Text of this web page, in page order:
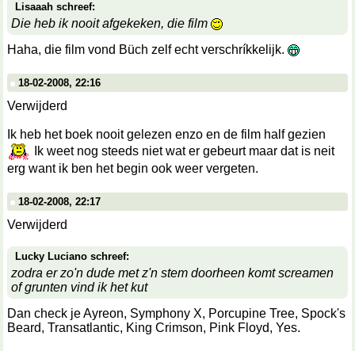
Lisaaah schreef:
Die heb ik nooit afgekeken, die film
Haha, die film vond Büch zelf echt verschríkkelijk.
18-02-2008, 22:16
Verwijderd
Ik heb het boek nooit gelezen enzo en de film half gezien
Ik weet nog steeds niet wat er gebeurt maar dat is neit
erg want ik ben het begin ook weer vergeten.
18-02-2008, 22:17
Verwijderd
Lucky Luciano schreef:
zodra er zo'n dude met z'n stem doorheen komt screamen
of grunten vind ik het kut
Dan check je Ayreon, Symphony X, Porcupine Tree, Spock's
Beard, Transatlantic, King Crimson, Pink Floyd, Yes.